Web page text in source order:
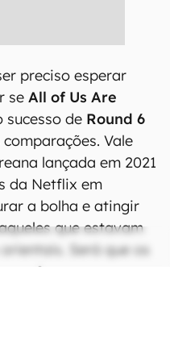
preciso esperar
se All of Us Are
de Round 6
Vale
lançada em 2021
da Netflix em
a bolha e atingir
que estavam
Será que os